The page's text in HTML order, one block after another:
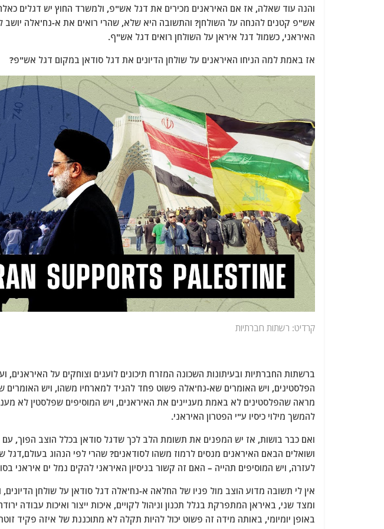
והנה עוד שאלה, אז אם האיראנים מכירים את דגל אש"פ, ולמשרד החוץ יש דגלים
אש"פ קטנים להנחה על השולחן? והתשובה היא שלא, שהרי רואים את א-נח'אלה
האיראני, כשמול דגל איראן על השולחן רואים דגל אש"ף.
אז באמת למה הניחו האיראנים על שולחן הדיונים את דגל סודאן במקום דגל אש"פ?
קרדיט: רשתות חברתיות
ברשתות החברתיות ובעיתונות השכונה המזרח תיכונים לועגים וצוחקים על
הפלסטינים, ויש האומרים שא-נח'אלה פשוט פחד להגיד למארחיו משהו, ויש
מראה שהפלסטינים לא באמת מעניינים את האיראנים, ויש המוסיפים שפלסטין לא
להמשך מילוי כיסיו ע"י הפטרון האיראני.
ואם כבר בושות, אז יש המפנים את תשומת הלב לכך שדגל סודאן בכלל הוצב הפוך,
ושואלים הבאם האיראנים מנסים לרמוז משהו לסודאנים? שהרי לפי הנהוג
לעזרה, ויש המוסיפים תהייה – האם זה קשור בניסיון האיראני להקים נמל ים איראני
אין לי תשובה מדוע הוצב מול פניו של החלאה א-נח'אלה דגל סודאן על שולחן הדיונים,
ומצד שני, באיראן המתפרקת בגלל תכנון וניהול לקויים, איכות ייצור ואיכות עבודה
באופן יומיומי, באותה מידה זה פשוט יכול להיות תקלה לא מתוכננת של איזה פקיד